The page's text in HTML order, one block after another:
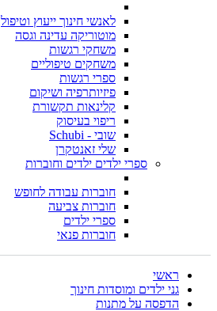
לאנשי חינוך ייעוץ וטיפול
מוטוריקה עדינה וגסה
משחקי רגשות
משחקים טיפוליים
ספרי רגשות
פיזיותרפיה ושיקום
קלינאות תקשורת
ריפוי בעיסוק
שובי - Schubi
שלי זאנטקרן
ספרי ילדים ילדים וחוברות
חוברות עבודה לחופש
חוברות צביעה
ספרי ילדים
חוברות פנאי
ראשי
גני ילדים ומוסדות חינוך
הדפסה על מתנות